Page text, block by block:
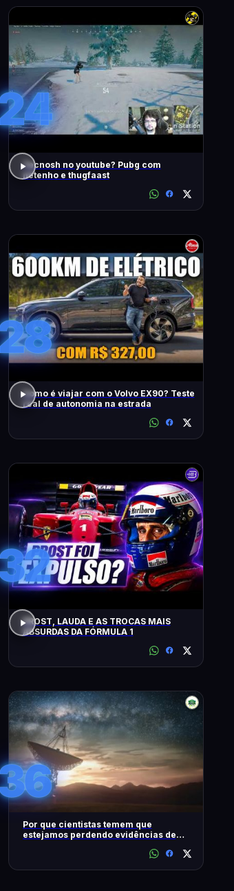
Tecnosh no youtube? Pubg com
netenho e thugfaast
Como é viajar com o Volvo EX90? Teste
real de autonomia na estrada
PROST, LAUDA E AS TROCAS MAIS
ABSURDAS DA FÓRMULA 1
Por que cientistas temem que
estejamos perdendo evidências de